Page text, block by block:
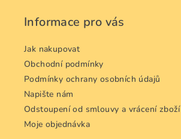
Informace pro vás
Jak nakupovat
Obchodní podmínky
Podmínky ochrany osobních údajů
Napište nám
Odstoupení od smlouvy a vrácení zboží
Moje objednávka